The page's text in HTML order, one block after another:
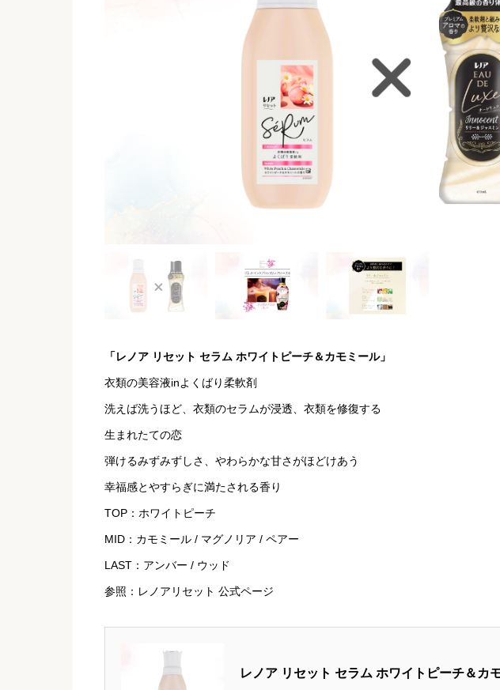
「レノア リセット セラム ホワイトピーチ＆カモミール」
衣類の美容液inよくばり柔軟剤
洗えば洗うほど、衣類のセラムが浸透、衣類を修復する
生まれたての恋
弾けるみずみずしさ、やわらかな甘さがほどけあう
幸福感とやすらぎに満たされる香り
TOP：ホワイトピーチ
MID：カモミール / マグノリア / ペアー
LAST：アンバー / ウッド
参照：レノアリセット 公式ページ
レノア リセット セラム ホワイトピーチ＆カ